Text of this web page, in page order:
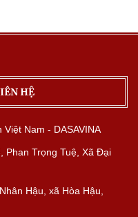
HỆ
Nam - DASAVINA
Phan Trọng Tuệ, Xã Đại
Hậu, xã Hòa Hậu,